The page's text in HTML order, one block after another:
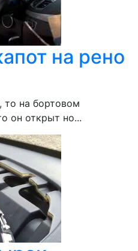
на рено
то на бортовом
он открыт но...